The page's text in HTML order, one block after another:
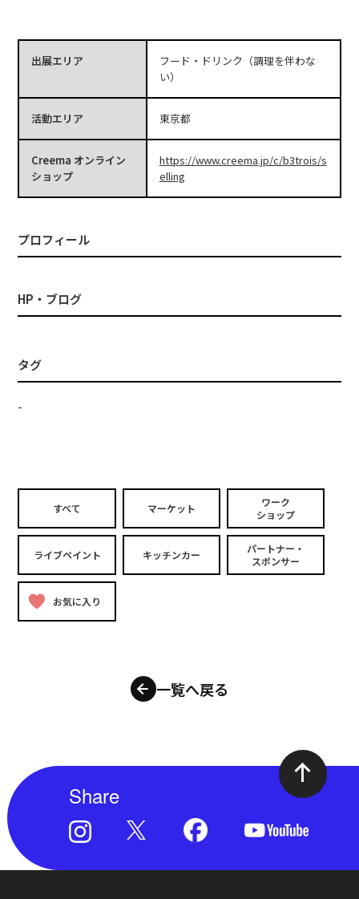
出展エリア
フード・ドリンク（調理を伴わな
い）
活動エリア 東京都
Creema オンライン
ショップ
https://www.creema.jp/c/b3trois/s
elling
プロフィール
HP・ブログ
タグ
-
すべて マーケット
ワーク
ショップ
ライブペイント キッチンカー
パートナー・
スポンサー
お気に入り
一覧へ戻る
Share